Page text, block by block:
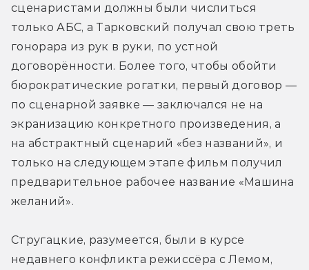
сценаристами должны были числиться
только АБС, а Тарковский получал свою треть
гонорара из рук в руки, по устной
договорённости. Более того, чтобы обойти
бюрократические рогатки, первый договор —
по сценарной заявке — заключался не на
экранизацию конкретного произведения, а
на абстрактный сценарий «без названий», и
только на следующем этапе фильм получил
предварительное рабочее название «Машина
желаний».
Стругацкие, разумеется, были в курсе
недавнего конфликта режиссёра с Лемом,